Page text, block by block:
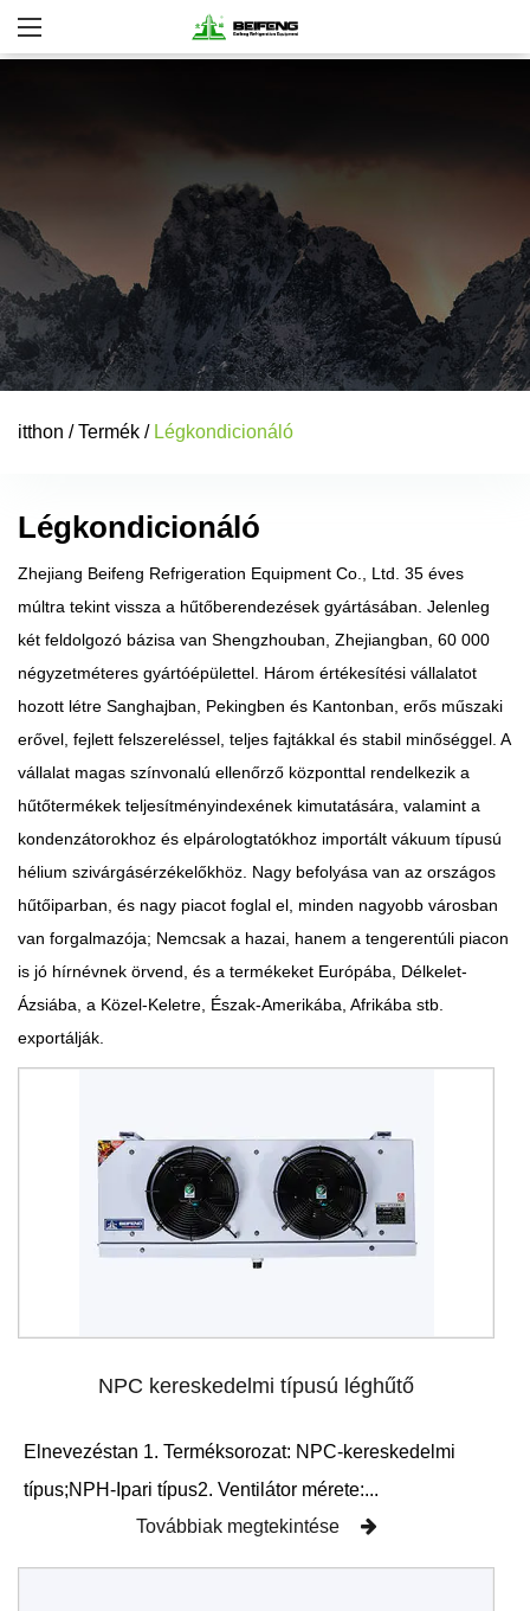
itthon /Termék / Légkondicionáló
Légkondicionáló
Zhejiang Beifeng Refrigeration Equipment Co., Ltd. 35 éves
múltra tekint vissza a hűtőberendezések gyártásában. Jelenleg
két feldolgozó bázisa van Shengzhouban, Zhejiangban, 60 000
négyzetméteres gyártóépülettel. Három értékesítési vállalatot
hozott létre Sanghajban, Pekingben és Kantonban, erős műszaki
erővel, fejlett felszereléssel, teljes fajtákkal és stabil minőséggel. A
vállalat magas színvonalú ellenőrző központtal rendelkezik a
hűtőtermékek teljesítményindexének kimutatására, valamint a
kondenzátorokhoz és elpárologtatókhoz importált vákuum típusú
hélium szivárgásérzékelőkhöz. Nagy befolyása van az országos
hűtőiparban, és nagy piacot foglal el, minden nagyobb városban
van forgalmazója; Nemcsak a hazai, hanem a tengerentúli piacon
is jó hírnévnek örvend, és a termékeket Európába, Délkelet-
Ázsiába, a Közel-Keletre, Észak-Amerikába, Afrikába stb.
exportálják.
NPC kereskedelmi típusú léghűtő
Elnevezéstan 1. Terméksorozat: NPC-kereskedelmi
típus;NPH-Ipari típus2. Ventilátor mérete:...
Továbbiak megtekintése